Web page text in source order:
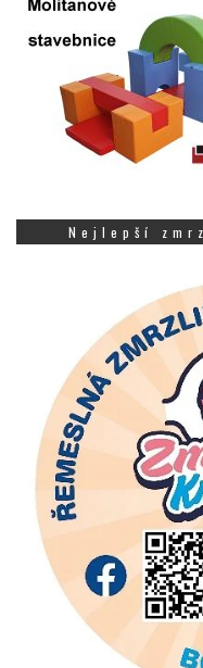
Nejlepší